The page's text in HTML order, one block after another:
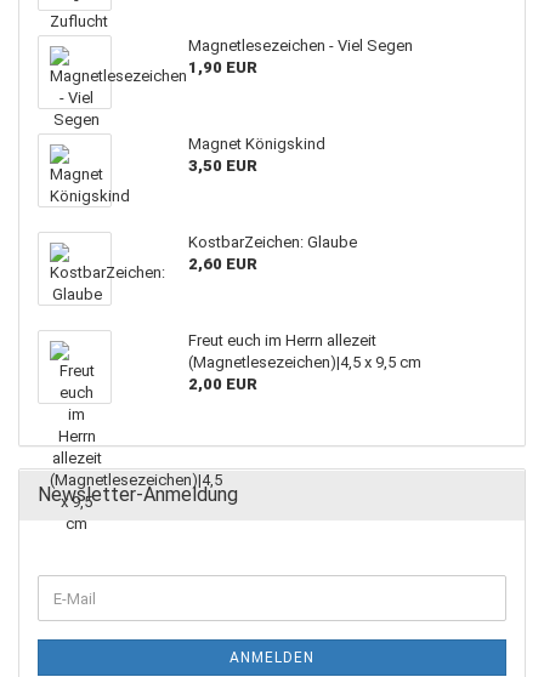
Magnetlesezeichen - Viel Segen
1,90 EUR
Magnet Königskind
3,50 EUR
KostbarZeichen: Glaube
2,60 EUR
Freut euch im Herrn allezeit
(Magnetlesezeichen)|4,5 x 9,5 cm
2,00 EUR
Newsletter-Anmeldung
ANMELDEN